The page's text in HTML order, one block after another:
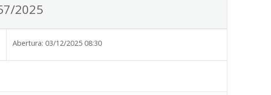
2025
Abertura: 03/12/2025 08:30